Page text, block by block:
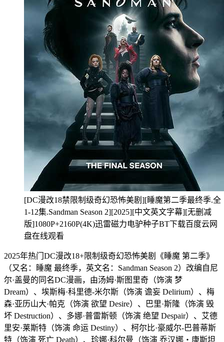
[DC漫改18禁限制级奇幻恐怖美剧][睡魔第二季最终季.全
1-12集.Sandman Season 2][2025][中文英文字幕][无删减
版]1080P+2160P(4K)迅雷磁力电驴种子BT下载百度云网
盘在线观看
2025年热门DC漫改18+限制级奇幻恐怖美剧《睡魔 第二季》
（又名：睡魔 最终季，英文名：Sandman Season 2）改编自尼
尔·盖曼的同名DC漫画，由汤姆·斯图里奇（饰演 梦
Dream）、埃斯梅·科里德-米尔斯（饰演 谵妄 Delirium）、梅
森·亚历山大·帕克（饰演 欲望 Desire）、巴里·斯隆（饰演 毁
坏 Destruction）、多娜·普雷斯顿（饰演 绝望 Despair）、艾德
里安·莱斯特（饰演 命运 Destiny）、柯尔比·豪威尔-巴普蒂斯
特（饰演 死亡 Death）、珍娜·科尔曼（饰演 乔汉娜・康斯坦